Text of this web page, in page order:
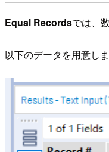
Equal Recordsでは、
以下のデータを用意し